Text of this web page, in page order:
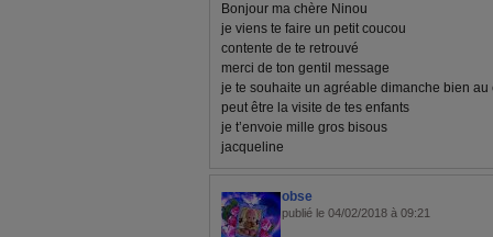
Bonjour ma chère Ninou
je viens te faire un petit coucou
contente de te retrouvé
merci de ton gentil message
je te souhaite un agréable dimanche bien au
peut être la visite de tes enfants
je t’envoie mille gros bisous
jacqueline
obse
publié le 04/02/2018 à 09:21